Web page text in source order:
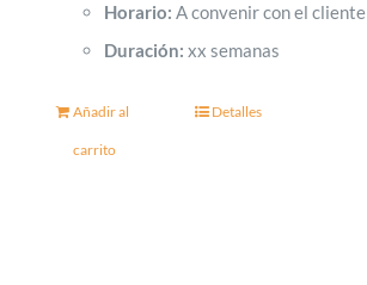
Horario: A convenir con el cliente
Duración: xx semanas
Añadir al
carrito
Detalles